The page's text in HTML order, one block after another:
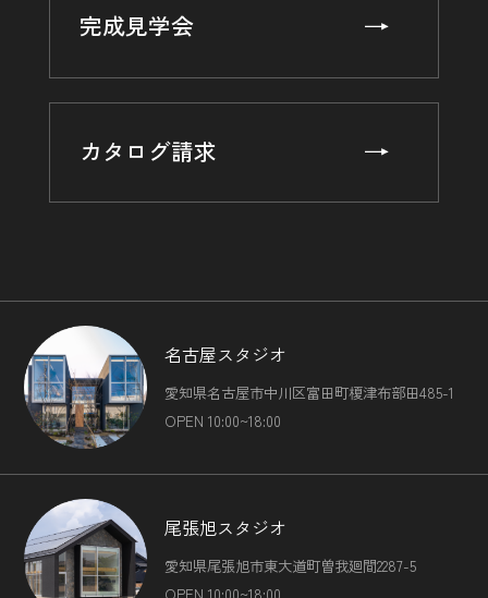
て連絡したりするため，氏名や住所などの連絡先情報を利用
する目的
住所，電話番号，銀行口座番号，クレジットカード番号，運
転免許証番号，配達証明付き郵便の到達結果などの情報を利
（4）ユーザーに代金を請求するために，購入された商品名
額，氏名，住所，銀行口座番号やクレジットカード番号など
ユーザーのご指示に基づいて他のサービスなど（提携先が提
供するものも含みます）に転送したりする目的
（6）代金の支払を遅滞したり第三者に損害を発生させたり
するなど，本サービスの利用規約に違反したユーザーや，不
正・不当な目的でサービスを利用しようとするユーザーの利
用をお断りするために，利用態様，氏名や住所など個人を特
定するための情報を利用する目的
に対してサービスを提供するにあたって必要となる情報や，
ユーザーのサービス利用状況，連絡先情報などを利用する目
的
（8）上記の利用目的に付随する目的
完成見学会
カタログ請求
名古屋スタジオ
愛知県名古屋市中川区富田町榎津布部田485-1
OPEN 10:00~18:00
尾張旭スタジオ
愛知県尾張旭市東大道町曽我廻間2287-5
OPEN 10:00~18:00